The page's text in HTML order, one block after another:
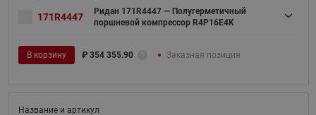
171R4447
Ридан 171R4447 — Полугерметичный
поршневой компрессор R4P16E4K
В корзину ₽ 354 355.90 Заказная позиция